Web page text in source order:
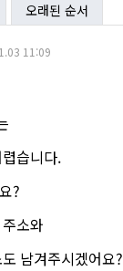
오래된 순서
11:09
습니다.
?
소와
남겨주시겠어요?